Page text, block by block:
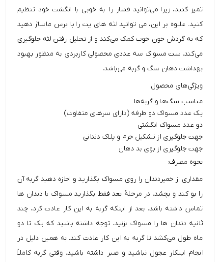
تمیز کنید، زیرا می‌توانید فشار را به خوبی با انگشت خود تنظیم
کنید. علاوه بر این، می توانید لثه های پت را با برس ماساژ دهید
که به گردش خون خوب کمک می‌کند و از تحلیل رفتن لثه جلوگیری
می‌کند. ست مسواک سه عددی محصولی کاربردی به منظور بهبود
بهداشت دهان سگ و گربه می‌باشد.
ویژگی‌های محصول:
مناسب سگ‌ها و گربه‌ها
یک عدد مسواک دو طرفه (دارای سر‌های متفاوت)
دو عدد مسواک انگشتی
جهت جلوگیری از تشکیل جرم و پلاک دندانی
جهت جلوگیری از بوی بد دهان
نحوه مصرف:
مقداری از خمیردندان را روی مسواک بگذارید و اجازه دهید گربه آن
را بو کند و بچشد. در مرحلۀ بعد فقط بگذارید مسواک با دندان ها
تماس داشته باشد. بعد از اینکه گربه به این کار عادت کرد، چند
ثانیه دندان ها را مسواک بزنید. توجه داشته باشید که یک تا دو
ماه طول می‌کشد تا گربه به این کار عادت کند. به همین دلیل در
انجام اینکار عجول نباشید و صبر داشته باشید. وقتی گربه کاملاً